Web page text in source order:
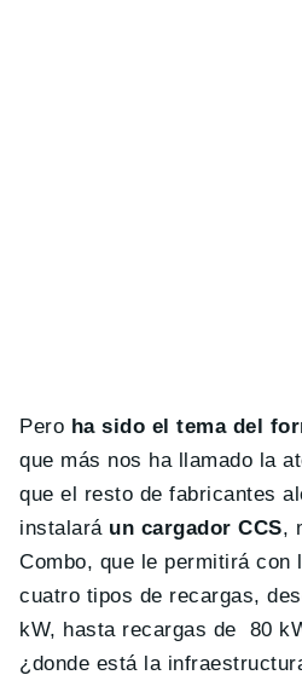
Pero ha sido el tema del
que más nos ha llamado la
que el resto de fabricantes
instalará un cargador CCS,
Combo, que le permitirá con
cuatro tipos de recargas,
kW, hasta recargas de 80
¿donde está la